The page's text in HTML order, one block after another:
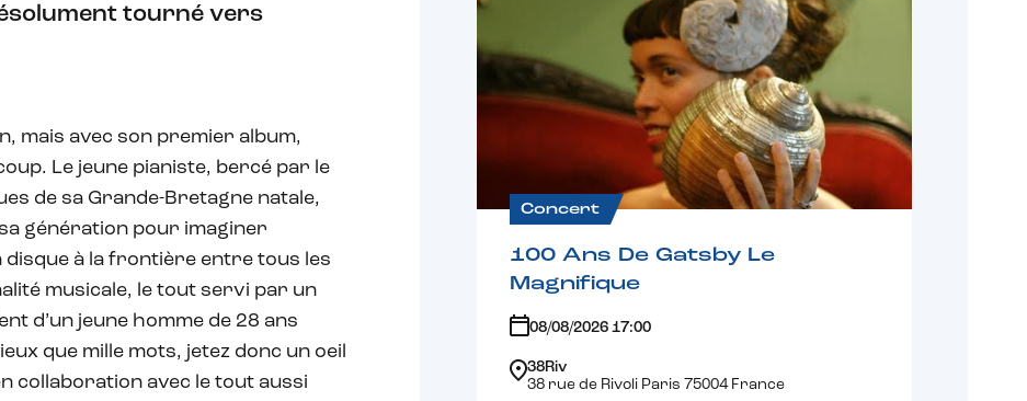
tourné vers
mais avec son premier album,
Le jeune pianiste, bercé par le
de sa Grande-Bretagne natale,
génération pour imaginer
disque à la frontière entre tous les
musicale, le tout servi par un
d’un jeune homme de 28 ans
que mille mots, jetez donc un oeil
collaboration avec le tout aussi
Concert
100 Ans De Gatsby Le
Magnifique
08/08/2026 17:00
38Riv
38 rue de Rivoli Paris 75004 France